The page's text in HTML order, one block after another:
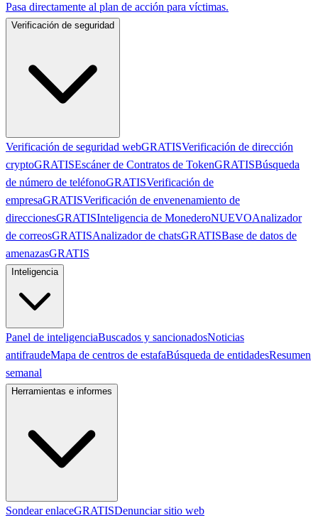
Pasa directamente al plan de acción para víctimas.
Verificación de seguridad
Verificación de seguridad webGRATISVerificación de dirección
cryptoGRATISEscáner de Contratos de TokenGRATISBúsqueda
de número de teléfonoGRATISVerificación de
empresaGRATISVerificación de envenenamiento de
direccionesGRATISInteligencia de MonederoNUEVOAnalizador
de correosGRATISAnalizador de chatsGRATISBase de datos de
amenazasGRATIS
Inteligencia
Panel de inteligenciaBuscados y sancionadosNoticias
antifraudeMapa de centros de estafaBúsqueda de entidadesResumen
semanal
Herramientas e informes
Sondear enlaceGRATISDenunciar sitio web